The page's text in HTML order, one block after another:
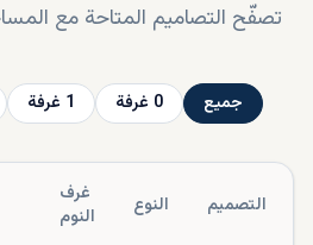
تصفّح التصاميم المتاحة مع
جميع 0 غرفة 1 غرفة
التصميم النوع
غرف
النوم